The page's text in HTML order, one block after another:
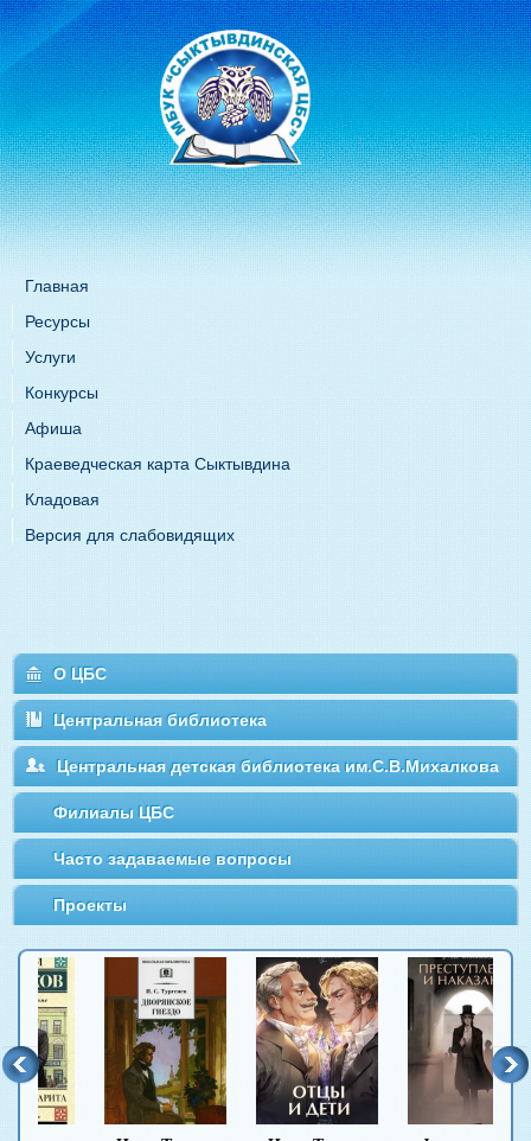
Главная
Ресурсы
Услуги
Конкурсы
Афиша
Краеведческая карта Сыктывдина
Кладовая
Версия для слабовидящих
О ЦБС
Центральная библиотека
Центральная детская библиотека им.С.В.Михалкова
Филиалы ЦБС
Часто задаваемые вопросы
Проекты